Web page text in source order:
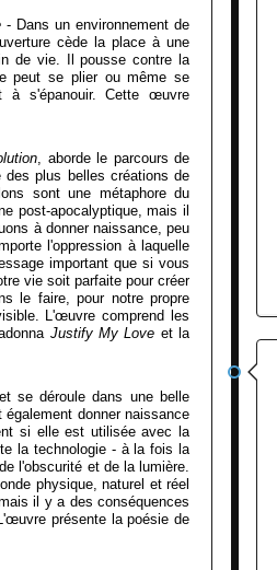
- Dans un environnement de
cède la place à une
de vie. Il pousse contre la
peut se plier ou même se
s'épanouir. Cette œuvre
, aborde le parcours de
des plus belles créations de
sont une métaphore du
post-apocalyptique, mais il
à donner naissance, peu
l'oppression à laquelle
important que si vous
vie soit parfaite pour créer
le faire, pour notre propre
L'œuvre comprend les
Justify My Love et la
se déroule dans une belle
donner naissance
si elle est utilisée avec la
la technologie - à la fois la
l'obscurité et de la lumière.
physique, naturel et réel
il y a des conséquences
présente la poésie de